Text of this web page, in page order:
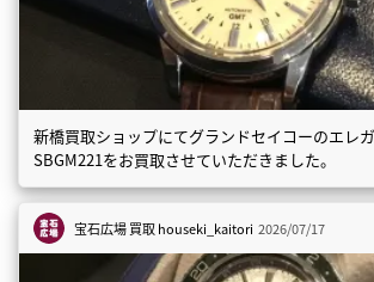
新橋買取ショップにてグランドセイコーのエレ
SBGM221をお買取させていただきました。
宝石広場 買取houseki_kaitori 2026/07/17